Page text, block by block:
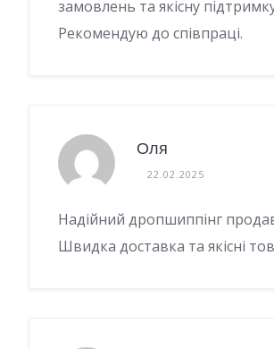
замовлень та якісну
Рекомендую до співпраці.
Оля
22.02.2025
Надійний дропшиппінг
Швидка доставка та якісні